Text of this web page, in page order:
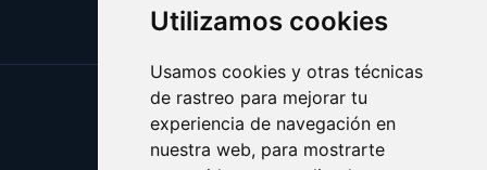
Utilizamos cookies
Usamos cookies y otras técnicas
de rastreo para mejorar tu
experiencia de navegación en
nuestra web, para mostrarte
Update cookies preferences
Copyright © 2025 esotericos.es